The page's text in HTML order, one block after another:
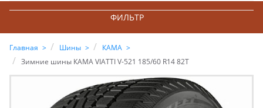
ФИЛЬТР
Главная Шины
КАМА
Зимние шины КАМА VIATTI V-521 185/60 R14 82T